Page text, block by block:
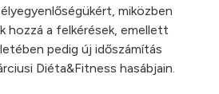
miközben
hozzá a felkérések, emellett
pedig új időszámítás
Diéta&Fitness hasábjain.